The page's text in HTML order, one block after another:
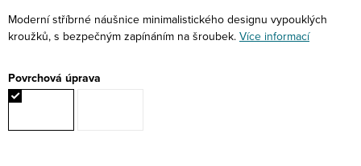
Moderní stříbrné náušnice minimalistického designu vypouklých
kroužků, s bezpečným zapínáním na šroubek. Více informací
Povrchová úprava